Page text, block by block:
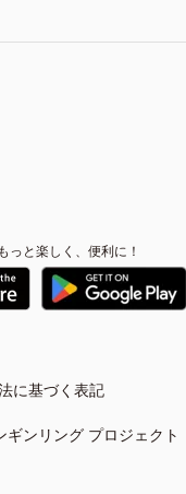
っと楽しく、便利に！
に基づく表記
ギンリング プロジェクト